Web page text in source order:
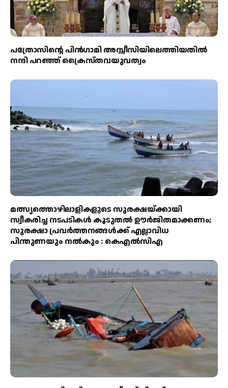
പത്രോസിന്റെ പിൻഗാമി അസ്സീസിയിലെത്തിയതിൽ
നന്ദി പറഞ്ഞ് ക്രൈസ്തവയുവത്വം
മത്സ്യത്തൊഴിലാളികളുടെ സുരക്ഷയ്ക്കായി
സ്വീകരിച്ച നടപടികൾ കൂടുതൽ ഊർജിതമാക്കണം;
സുരക്ഷാ പ്രവർത്തനങ്ങൾക്ക് എല്ലാവിധ
പിന്തുണയും നൽകും : കെഎൽസിഎ